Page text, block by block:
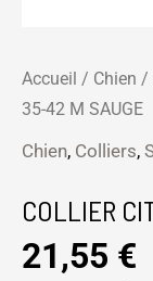
Accueil / Chien /
35-42 M SAUGE
Chien, Colliers,
COLLIER
21,55 €